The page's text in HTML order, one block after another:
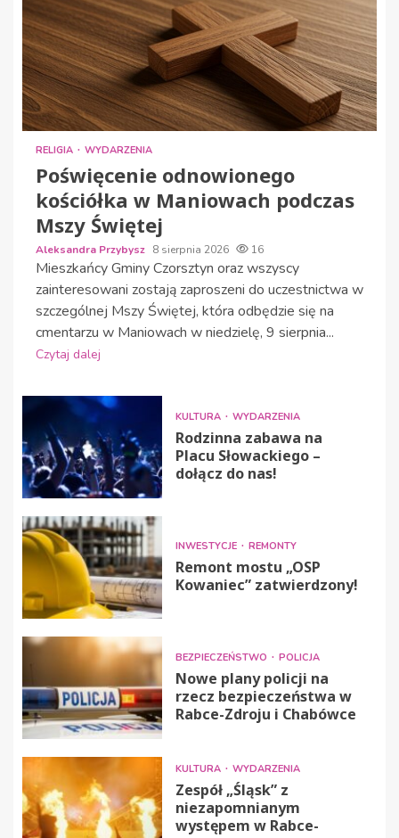
RELIGIA WYDARZENIA
Poświęcenie odnowionego
kościółka w Maniowach podczas
Mszy Świętej
Aleksandra Przybysz 8 sierpnia 2026 16
Mieszkańcy Gminy Czorsztyn oraz wszyscy
zainteresowani zostają zaproszeni do uczestnictwa w
szczególnej Mszy Świętej, która odbędzie się na
cmentarzu w Maniowach w niedzielę, 9 sierpnia...
Czytaj dalej
KULTURA WYDARZENIA
Rodzinna zabawa na
Placu Słowackiego –
dołącz do nas!
INWESTYCJE REMONTY
Remont mostu „OSP
Kowaniec” zatwierdzony!
BEZPIECZEŃSTWO POLICJA
Nowe plany policji na
rzecz bezpieczeństwa w
Rabce-Zdroju i Chabówce
KULTURA WYDARZENIA
Zespół „Śląsk” z
niezapomnianym
występem w Rabce-